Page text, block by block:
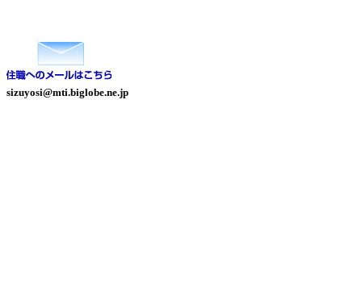
sizuyosi@mti.biglobe.ne.jp